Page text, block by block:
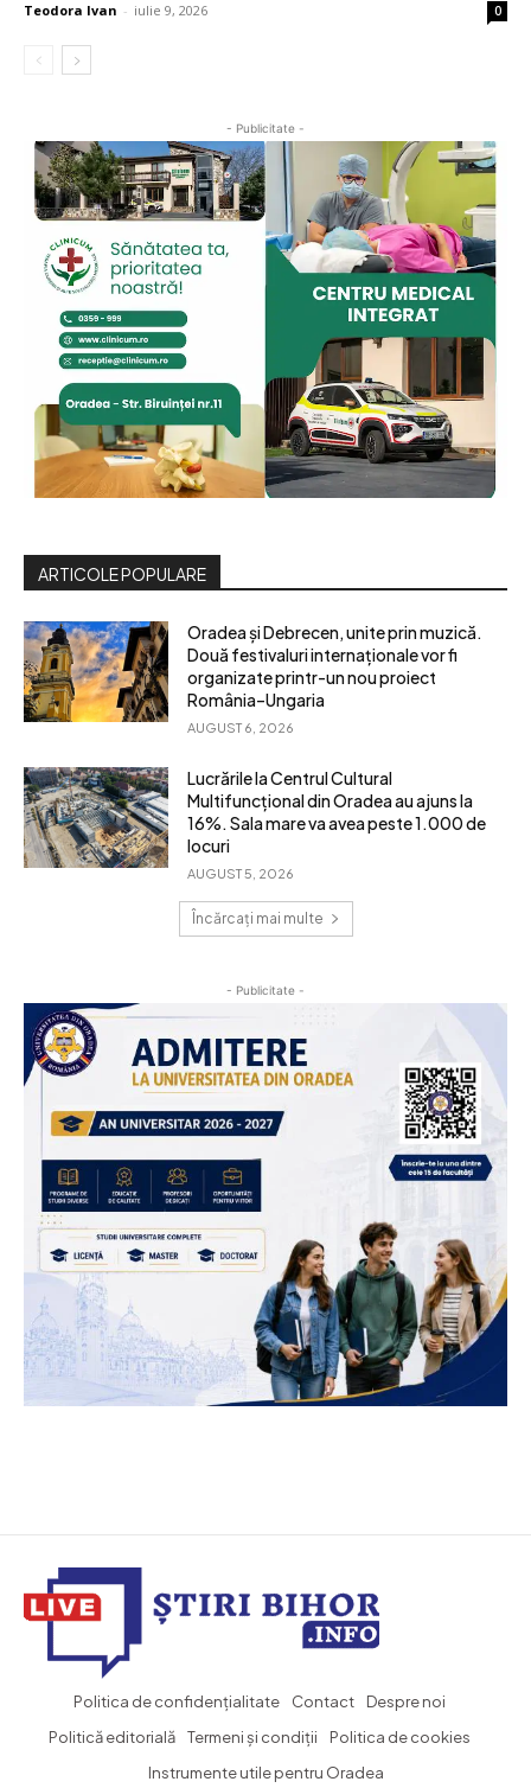
Teodora Ivan - iulie 9, 2026 0
- Publicitate -
ARTICOLE POPULARE
Oradea și Debrecen, unite prin muzică.
Două festivaluri internaționale vor fi
organizate printr-un nou proiect
România–Ungaria
AUGUST 6, 2026
Lucrările la Centrul Cultural
Multifuncțional din Oradea au ajuns la
16%. Sala mare va avea peste 1.000 de
locuri
AUGUST 5, 2026
Încărcați mai multe
- Publicitate -
Politica de confidențialitate Contact
Despre noi
Politică editorială
Termeni și condiții
Politica de cookies
Instrumente utile pentru Oradea